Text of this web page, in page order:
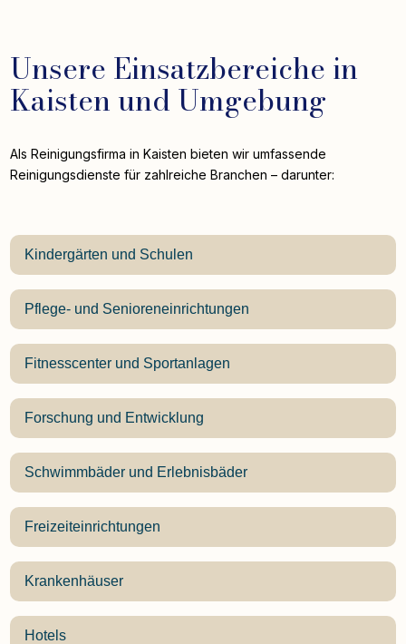
Unsere Einsatzbereiche in
Kaisten und Umgebung
Als Reinigungsfirma in Kaisten bieten wir umfassende
Reinigungsdienste für zahlreiche Branchen – darunter:
Kindergärten und Schulen
Pflege- und Senioreneinrichtungen
Fitnesscenter und Sportanlagen
Forschung und Entwicklung
Schwimmbäder und Erlebnisbäder
Freizeiteinrichtungen
Krankenhäuser
Hotels